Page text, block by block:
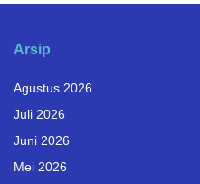
Arsip
Agustus 2026
Juli 2026
Juni 2026
Mei 2026